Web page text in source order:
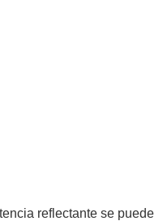
reflectante se puede